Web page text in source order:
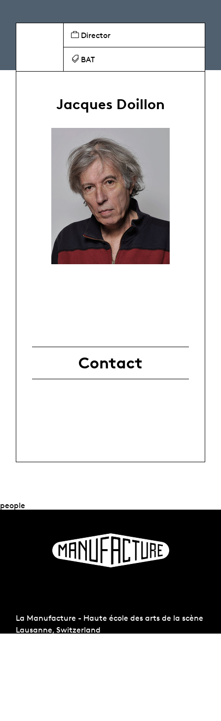
Director
BAT
Jacques Doillon
Contact
people
La Manufacture - Haute école des arts de la scène
Lausanne, Switzerland